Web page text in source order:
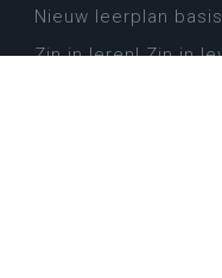
Nieuw leerplan
Zin in leren! Zin in